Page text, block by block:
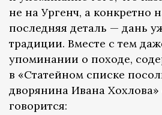
не на Ургенч, а конкретно
последняя деталь — дань
традиции. Вместе с тем
упоминании о походе,
в «Статейном списке
дворянина Ивана Хохлова»
говорится: